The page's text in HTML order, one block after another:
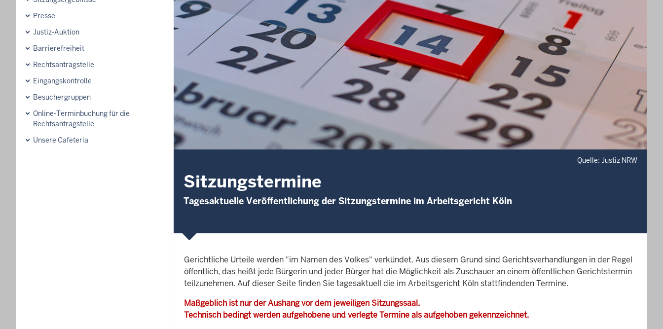
Presse
Justiz-Auktion
Barrierefreiheit
Rechtsantragstelle
Eingangskontrolle
Besuchergruppen
Online-Terminbuchung für die
Rechtsantragstelle
Unsere Cafeteria
Quelle: Justiz NRW
Sitzungstermine
Tagesaktuelle Veröffentlichung der Sitzungstermine im Arbeitsgericht Köln
Gerichtliche Urteile werden "im Namen des Volkes" verkündet. Aus diesem Grund sind Gerichtsverhandlungen in der Regel
öffentlich, das heißt jede Bürgerin und jeder Bürger hat die Möglichkeit als Zuschauer an einem öffentlichen Gerichtstermin
teilzunehmen. Auf dieser Seite finden Sie tagesaktuell die im Arbeitsgericht Köln stattfindenden Termine.
Maßgeblich ist nur der Aushang vor dem jeweiligen Sitzungssaal.
Technisch bedingt werden aufgehobene und verlegte Termine als aufgehoben gekennzeichnet.